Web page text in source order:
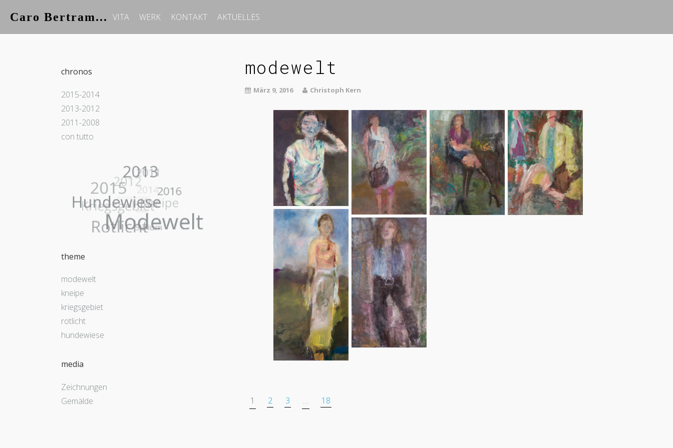
Caro Bertram... VITA WERK KONTAKT AKTUELLES
modewelt
März 9, 2016 Christoph Kern
1 2 3 … 18
chronos
2015-2014
2013-2012
2011-2008
con tutto
theme
modewelt
kneipe
kriegsgebiet
rotlicht
hundewiese
media
Zeichnungen
Gemälde